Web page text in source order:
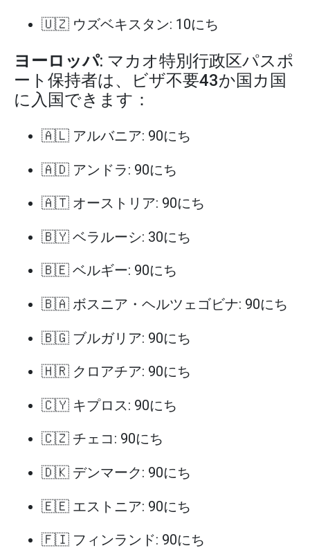
🇺🇿 ウズベキスタン: 10にち
ヨーロッパ: マカオ特別行政区パスポ
ート保持者は、ビザ不要43か国カ国
に入国できます：
🇦🇱 アルバニア: 90にち
🇦🇩 アンドラ: 90にち
🇦🇹 オーストリア: 90にち
🇧🇾 ベラルーシ: 30にち
🇧🇪 ベルギー: 90にち
🇧🇦 ボスニア・ヘルツェゴビナ: 90にち
🇧🇬 ブルガリア: 90にち
🇭🇷 クロアチア: 90にち
🇨🇾 キプロス: 90にち
🇨🇿 チェコ: 90にち
🇩🇰 デンマーク: 90にち
🇪🇪 エストニア: 90にち
🇫🇮 フィンランド: 90にち